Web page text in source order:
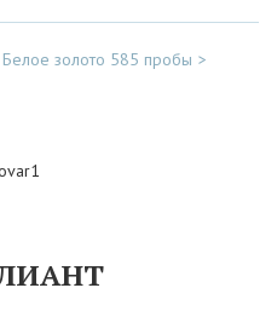
Белое золото 585 пробы